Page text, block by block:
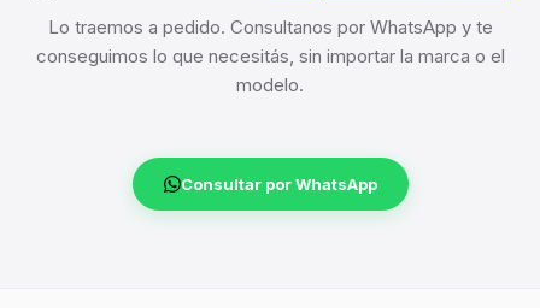
Lo traemos a pedido. Consultanos por WhatsApp y te
conseguimos lo que necesitás, sin importar la marca o el
modelo.
Consultar por WhatsApp